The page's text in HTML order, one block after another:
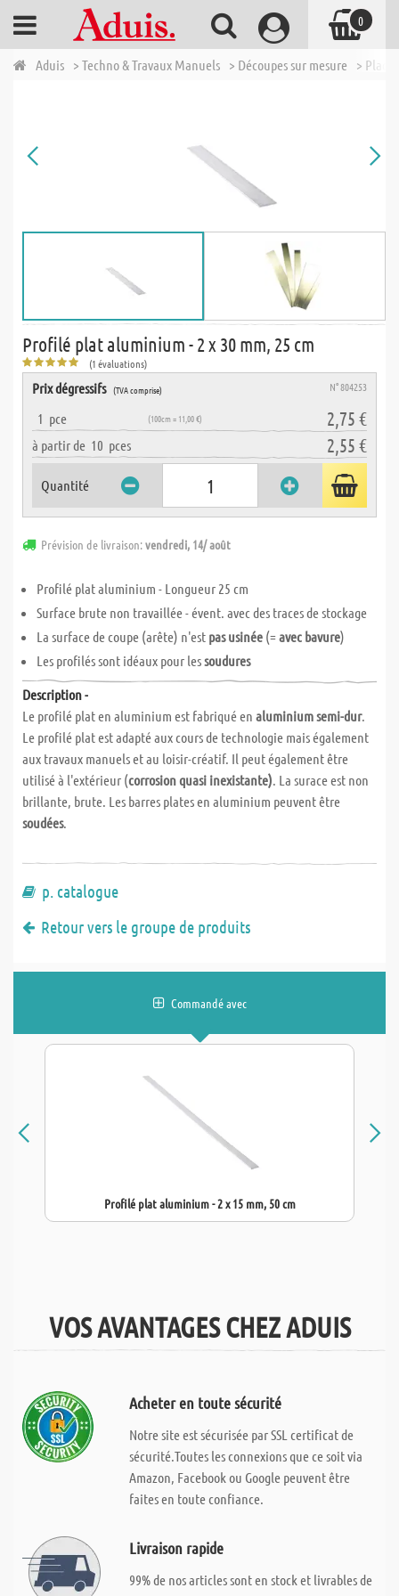
Aduis > Techno & Travaux Manuels > Découpes sur mesure >
Profilé plat aluminium - 2 x 30 mm, 25 cm
(1 évaluations)
Prix dégressifs (TVA comprise) N° 804253
1 pce (100cm = 11,00 €) 2,75 €
à partir de 10 pces 2,55 €
Quantité
Prévision de livraison:vendredi, 14/ août
Profilé plat aluminium - Longueur 25 cm
Surface brute non travaillée - évent. avec des traces de stockage
La surface de coupe (arête) n'est pas usinée (=avec bavure)
Les profilés sont idéaux pour lessoudures
Description -
Le profilé plat en aluminium est fabriqué en aluminium semi-dur.
Le profilé plat est adapté aux cours de technologie mais également
aux travaux manuels et au loisir-créatif. Il peut également être
utilisé à l'extérieur (corrosion quasi inexistante). La surace est non
brillante, brute. Les barres plates en aluminium peuvent être
soudées.
p. catalogue
Retour vers le groupe de produits
Commandé avec
Profilé plat aluminium - 2 x 15 mm, 50 cm
VOS AVANTAGES CHEZ ADUIS
Acheter en toute sécurité
Notre site est sécurisée par SSL certificat de
sécurité.Toutes les connexions que ce soit via
Amazon, Facebook ou Google peuvent être
faites en toute confiance.
Livraison rapide
99% de nos articles sont en stock et livrables de
0